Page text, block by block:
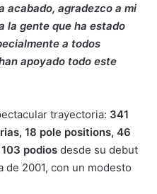
acabado, agradezco a mi
la gente que ha estado
a todos
apoyado todo este
trayectoria: 341
18 pole positions, 46
podios desde su debut
de 2001, con un modesto